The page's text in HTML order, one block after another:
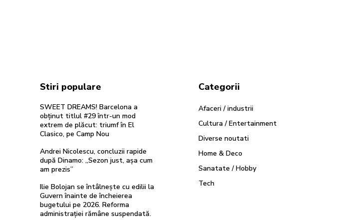
Stiri populare
SWEET DREAMS! Barcelona a
obținut titlul #29 într-un mod
extrem de plăcut: triumf în El
Clasico, pe Camp Nou
Andrei Nicolescu, concluzii rapide
după Dinamo: „Sezon just, așa cum
am prezis”
Ilie Bolojan se întâlnește cu edilii la
Guvern înainte de încheierea
bugetului pe 2026. Reforma
administrației rămâne suspendată.
Categorii
Afaceri / industrii
Cultura / Entertainment
Diverse noutati
Home & Deco
Sanatate / Hobby
Tech